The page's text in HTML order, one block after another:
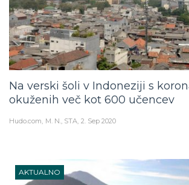
Na verski šoli v Indoneziji s
okuženih več kot 600 učencev
Hudo.com M. N., STA 2. Sep 2020
AKTUALNO